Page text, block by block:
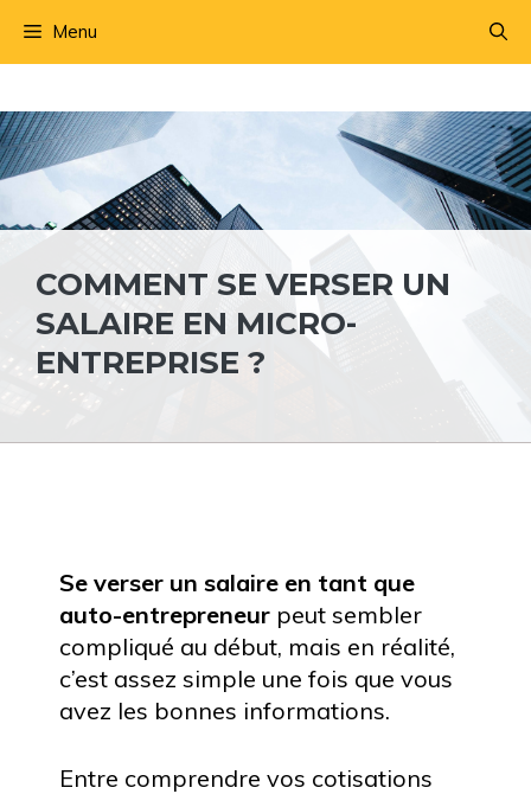
Menu
COMMENT SE VERSER UN
SALAIRE EN MICRO-
ENTREPRISE ?
Se verser un salaire en tant que
auto-entrepreneur peut sembler
compliqué au début, mais en réalité,
c’est assez simple une fois que vous
avez les bonnes informations.
Entre comprendre vos cotisations